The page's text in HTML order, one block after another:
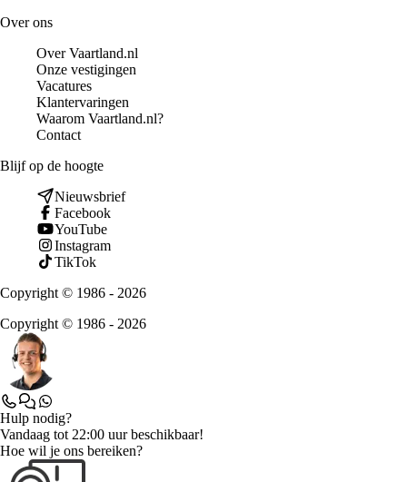
Over ons
Over Vaartland.nl
Onze vestigingen
Vacatures
Klantervaringen
Waarom Vaartland.nl?
Contact
Blijf op de hoogte
Nieuwsbrief
Facebook
YouTube
Instagram
TikTok
Copyright © 1986 - 2026
Copyright © 1986 - 2026
Hulp nodig?
Vandaag tot 22:00 uur beschikbaar!
Hoe wil je ons bereiken?